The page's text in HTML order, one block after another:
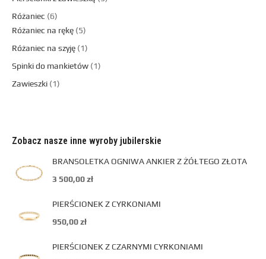
Różaniec
6
Różaniec na rękę 5
Różaniec na szyję 1
Spinki do mankietów 1
Zawieszki 1
Zobacz nasze inne wyroby jubilerskie
BRANSOLETKA OGNIWA ANKIER Z ŻÓŁTEGO ZŁOTA
3 500,00zł
PIERŚCIONEK Z CYRKONIAMI
950,00zł
PIERŚCIONEK Z CZARNYMI CYRKONIAMI